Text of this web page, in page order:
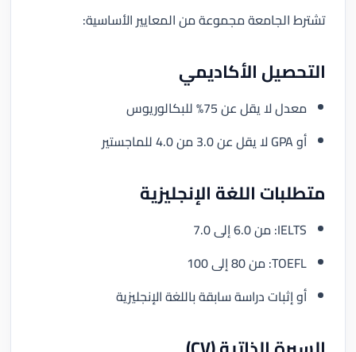
تشترط الجامعة مجموعة من المعايير الأساسية:
التحصيل الأكاديمي
معدل لا يقل عن 75% للبكالوريوس
أو GPA لا يقل عن 3.0 من 4.0 للماجستير
متطلبات اللغة الإنجليزية
IELTS: من 6.0 إلى 7.0
TOEFL: من 80 إلى 100
أو إثبات دراسة سابقة باللغة الإنجليزية